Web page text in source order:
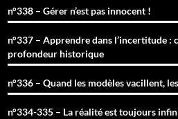
n°338 – Gérer n’est pas innocent !
n°337 – Apprendre dans l’incertitude
profondeur historique
n°336 – Quand les modèles vacillent,
n°334-335 – La réalité est toujours